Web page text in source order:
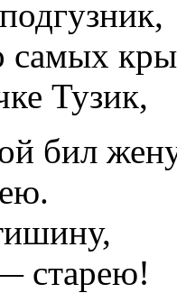
самых
Тузик,
бил
старею!